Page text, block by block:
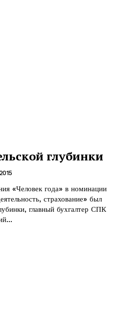
глубинки
«Человек года» в номинации
страхование» был
главный бухгалтер СПК